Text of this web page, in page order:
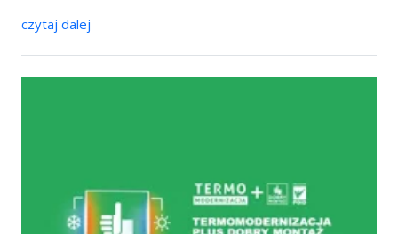
czytaj dalej